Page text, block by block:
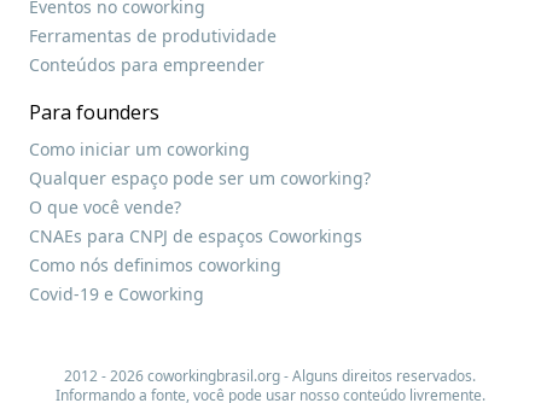
Eventos no coworking
Ferramentas de produtividade
Conteúdos para empreender
Para founders
Como iniciar um coworking
Qualquer espaço pode ser um coworking?
O que você vende?
CNAEs para CNPJ de espaços Coworkings
Como nós definimos coworking
Covid-19 e Coworking
2012 - 2026 coworkingbrasil.org - Alguns direitos reservados.
Informando a fonte, você pode usar nosso conteúdo livremente.